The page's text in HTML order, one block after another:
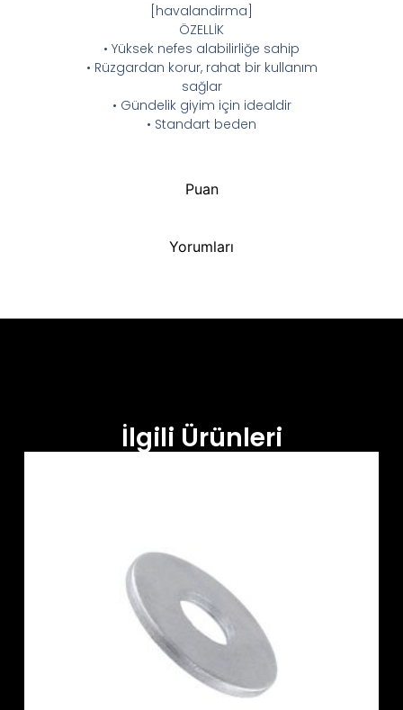
Puan
Yorumları
[havalandirma]
ÖZELLİK
• Yüksek nefes alabilirliğe sahip
• Rüzgardan korur, rahat bir kullanım
sağlar
• Gündelik giyim için idealdir
• Standart beden
İlgili Ürünleri